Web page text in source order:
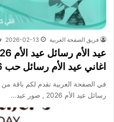
فريق الصفحة العربية 2026-02-13
اغاني عيد الأم رسائل حب 2026
في الصفحة العربية نقدم لكم باقة
رسائل عيد الأم 2026 , صور عيد…